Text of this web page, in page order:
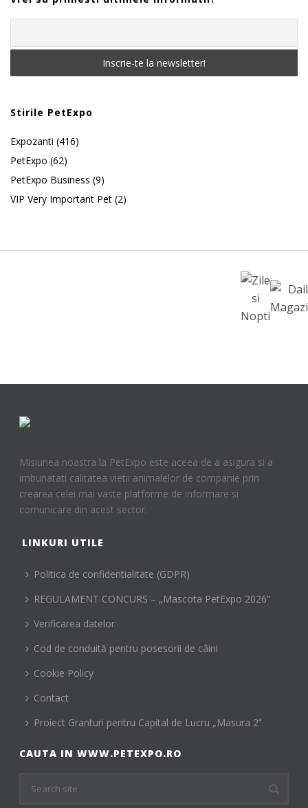
Stirile PetExpo
Expozanti (416)
PetExpo (62)
PetExpo Business (9)
VIP Very Important Pet (2)
Misiunea noastra la PetExpo este aceea de a asigura si a
imbunatati calitatea vietii animalelor de companie prin
crearea celei mai vaste platforme de informare si
comunicare din acest sector.
LINKURI UTILE
Politica de confidentialitate (GDPR)
REGULAMENT CONCURS – „Mascota PetExpo 2026”
Verificarea datelor
Cod de conduită pentru posesorii de câini
Cookie Policy
Contact
Proiect Granturi pentru Capital de Lucru „Masura 2”
CAUTA IN WWW.PETEXPO.RO